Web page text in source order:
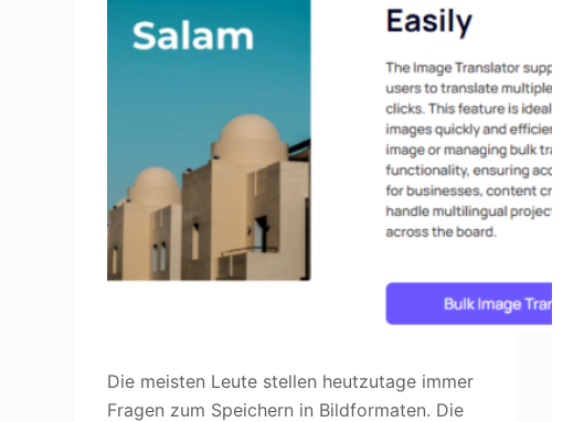
Die meisten Leute stellen heutzutage immer
Fragen zum Speichern in Bildformaten. Die